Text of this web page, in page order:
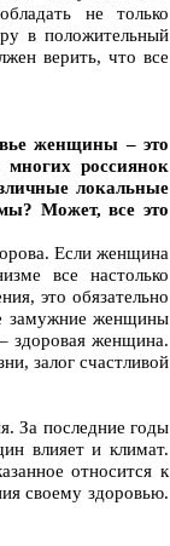
не только
в положительный
верить, что все
женщины – это
россиянок
локальные
Может, все это
Если женщина
все настолько
это обязательно
замужние женщины
здоровая женщина.
залог счастливой
За последние годы
влияет и климат.
относится к
своему здоровью.